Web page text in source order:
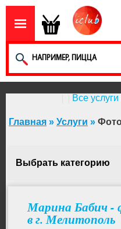
Все услуги
Главная » Услуги »
Выбрать категорию
Марина Бабич -
в г. Мелитополь